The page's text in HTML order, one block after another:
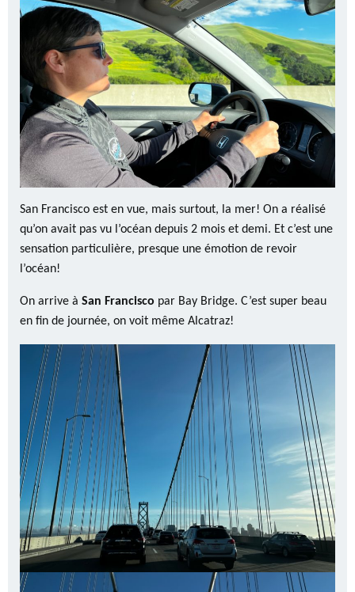
San Francisco est en vue, mais surtout, la mer! On a réalisé
qu’on avait pas vu l’océan depuis 2 mois et demi. Et c’est une
sensation particulière, presque une émotion de revoir
l’océan!
On arrive à San Francisco par Bay Bridge. C’est super beau
en fin de journée, on voit même Alcatraz!